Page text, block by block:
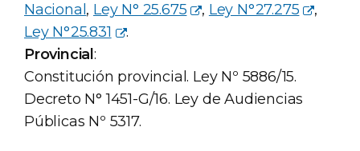
Nacional , Ley N° 25.675 , Ley N°27.275
,
Ley N°25.831
.
Provincial :
Constitución provincial. Ley Nº 5886/15.
Decreto N° 1451-G/16. Ley de Audiencias
Públicas Nº 5317.